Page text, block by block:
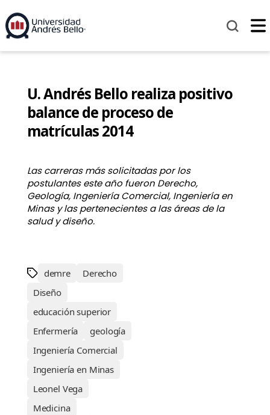
U. Andrés Bello realiza positivo
balance de proceso de
matrículas 2014
Las carreras más solicitadas por los
postulantes este año fueron Derecho,
Geología, Ingeniería Comercial, Ingeniería en
Minas y las pertenecientes a las áreas de la
salud y diseño.
demre
Derecho
Diseño
educación superior
Enfermería
geología
Ingeniería Comercial
Ingeniería en Minas
Leonel Vega
Medicina